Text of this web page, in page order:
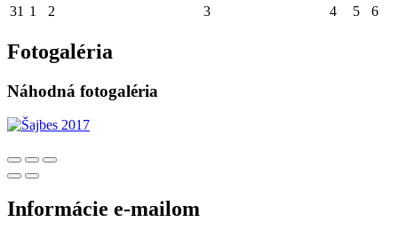
31 1 2 3 4 5 6
Fotogaléria
Náhodná fotogaléria
Informácie e-mailom